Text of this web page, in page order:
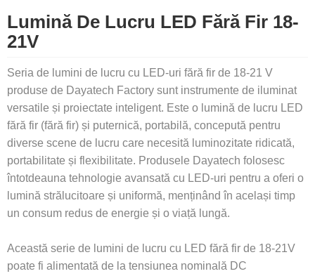
Lumină De Lucru LED Fără Fir 18-
21V
Seria de lumini de lucru cu LED-uri fără fir de 18-21 V
produse de Dayatech Factory sunt instrumente de iluminat
versatile și proiectate inteligent. Este o lumină de lucru LED
fără fir (fără fir) și puternică, portabilă, concepută pentru
diverse scene de lucru care necesită luminozitate ridicată,
portabilitate și flexibilitate. Produsele Dayatech folosesc
întotdeauna tehnologie avansată cu LED-uri pentru a oferi o
lumină strălucitoare și uniformă, menținând în același timp
un consum redus de energie și o viață lungă.
Această serie de lumini de lucru cu LED fără fir de 18-21V
poate fi alimentată de la tensiunea nominală DC